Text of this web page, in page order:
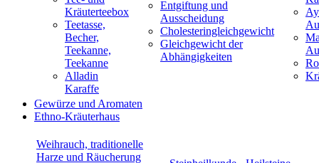
Kräuterteebox
Teetasse,
Becher,
Teekanne,
Teekanne
Alladin
Karaffe
Entgiftung und
Ausscheidung
Cholesteringleichgewicht
Gleichgewicht der
Abhängigkeiten
Gewürze und Aromaten
Ethno-Kräuterhaus
Weihrauch, traditionelle
Harze und Räucherung